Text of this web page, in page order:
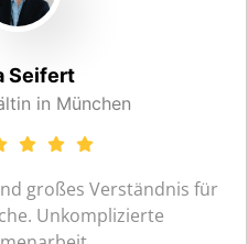
Verständnis für